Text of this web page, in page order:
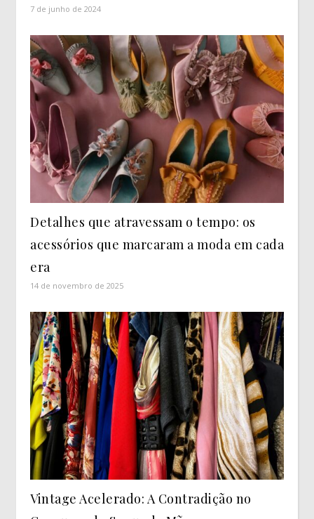
7 de junho de 2024
Detalhes que atravessam o tempo: os
acessórios que marcaram a moda em cada
era
14 de novembro de 2025
Vintage Acelerado: A Contradição no